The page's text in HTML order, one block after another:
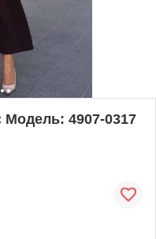
Модель: 4907-0317